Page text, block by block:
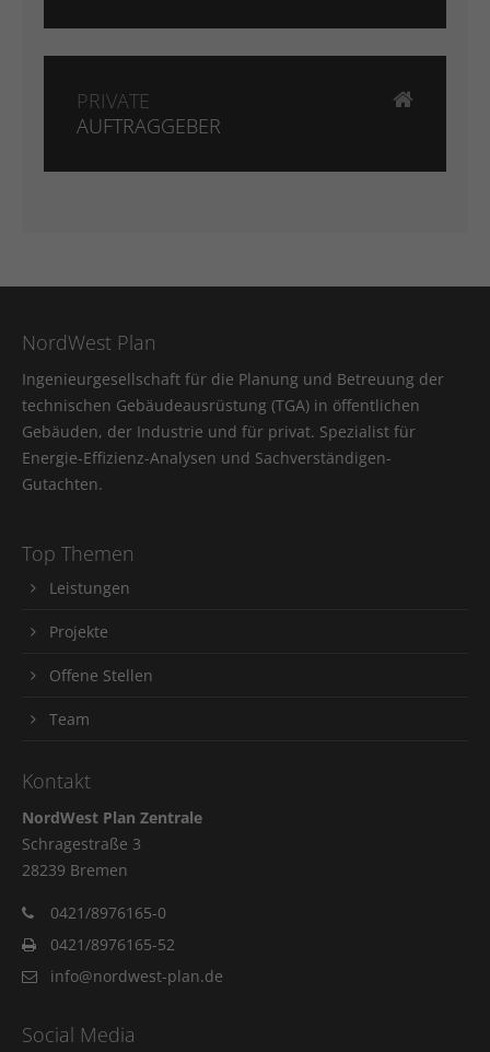
PRIVATE
AUFTRAGGEBER
NordWest Plan
Ingenieurgesellschaft für die Planung und Betreuung der
technischen Gebäudeausrüstung (TGA) in öffentlichen
Gebäuden, der Industrie und für privat. Spezialist für
Energie-Effizienz-Analysen und Sachverständigen-
Gutachten.
Top Themen
Leistungen
Projekte
Offene Stellen
Team
Kontakt
NordWest Plan Zentrale
Schragestraße 3
28239 Bremen
0421/8976165-0
0421/8976165-52
info@nordwest-plan.de
Social Media